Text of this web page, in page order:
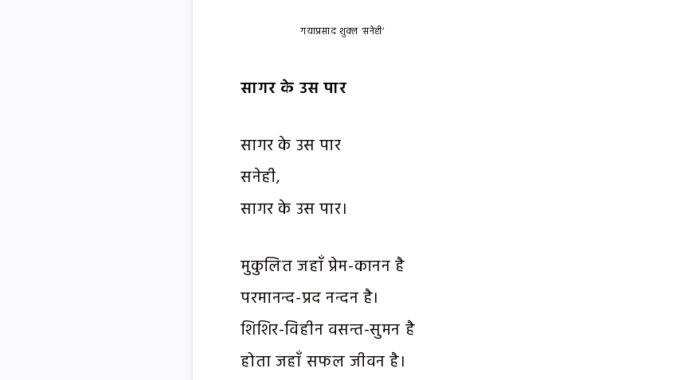
गयाप्रसाद शुक्ल ‘सनेही’
सागर के उस पार
सागर के उस पार
सनेही,
सागर के उस पार।
मुकुलित जहाँ प्रेम-कानन है
परमानन्द-प्रद नन्दन है।
शिशिर-विहीन वसन्त-सुमन है
होता जहाँ सफल जीवन है।